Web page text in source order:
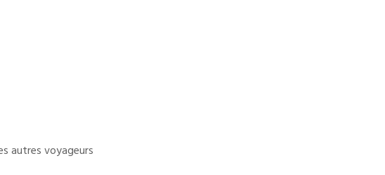
autres voyageurs